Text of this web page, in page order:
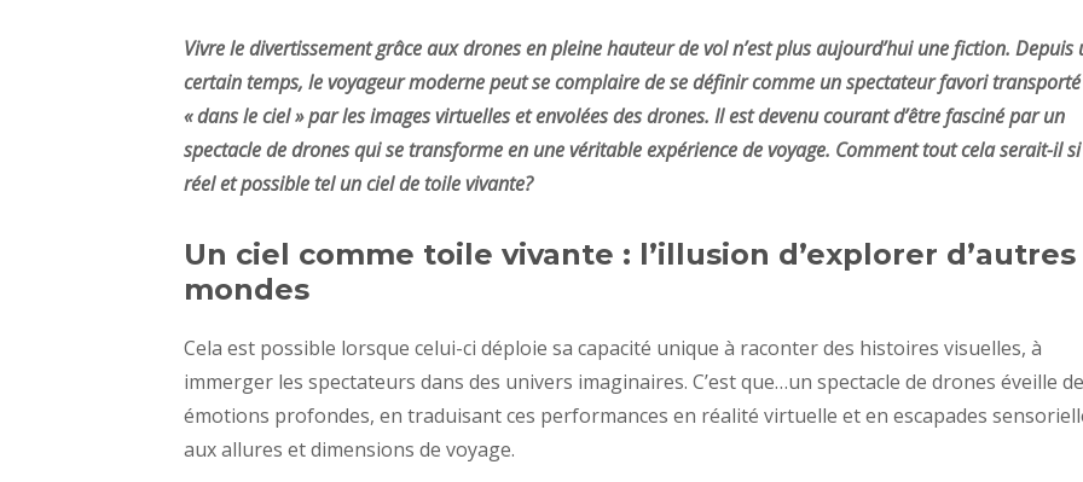
Vivre le divertissement grâce aux drones en pleine hauteur de vol n’est plus aujourd’hui une fiction. Depuis
certain temps, le voyageur moderne peut se complaire de se définir comme un spectateur favori transporté
« dans le ciel » par les images virtuelles et envolées des drones. Il est devenu courant d’être fasciné par un
spectacle de drones qui se transforme en une véritable expérience de voyage. Comment tout cela serait-il si
réel et possible tel un ciel de toile vivante?
Un ciel comme toile vivante : l’illusion d’explorer d’autres
mondes
Cela est possible lorsque celui-ci déploie sa capacité unique à raconter des histoires visuelles, à
immerger les spectateurs dans des univers imaginaires. C’est que…un spectacle de drones éveille
émotions profondes, en traduisant ces performances en réalité virtuelle et en escapades
aux allures et dimensions de voyage.